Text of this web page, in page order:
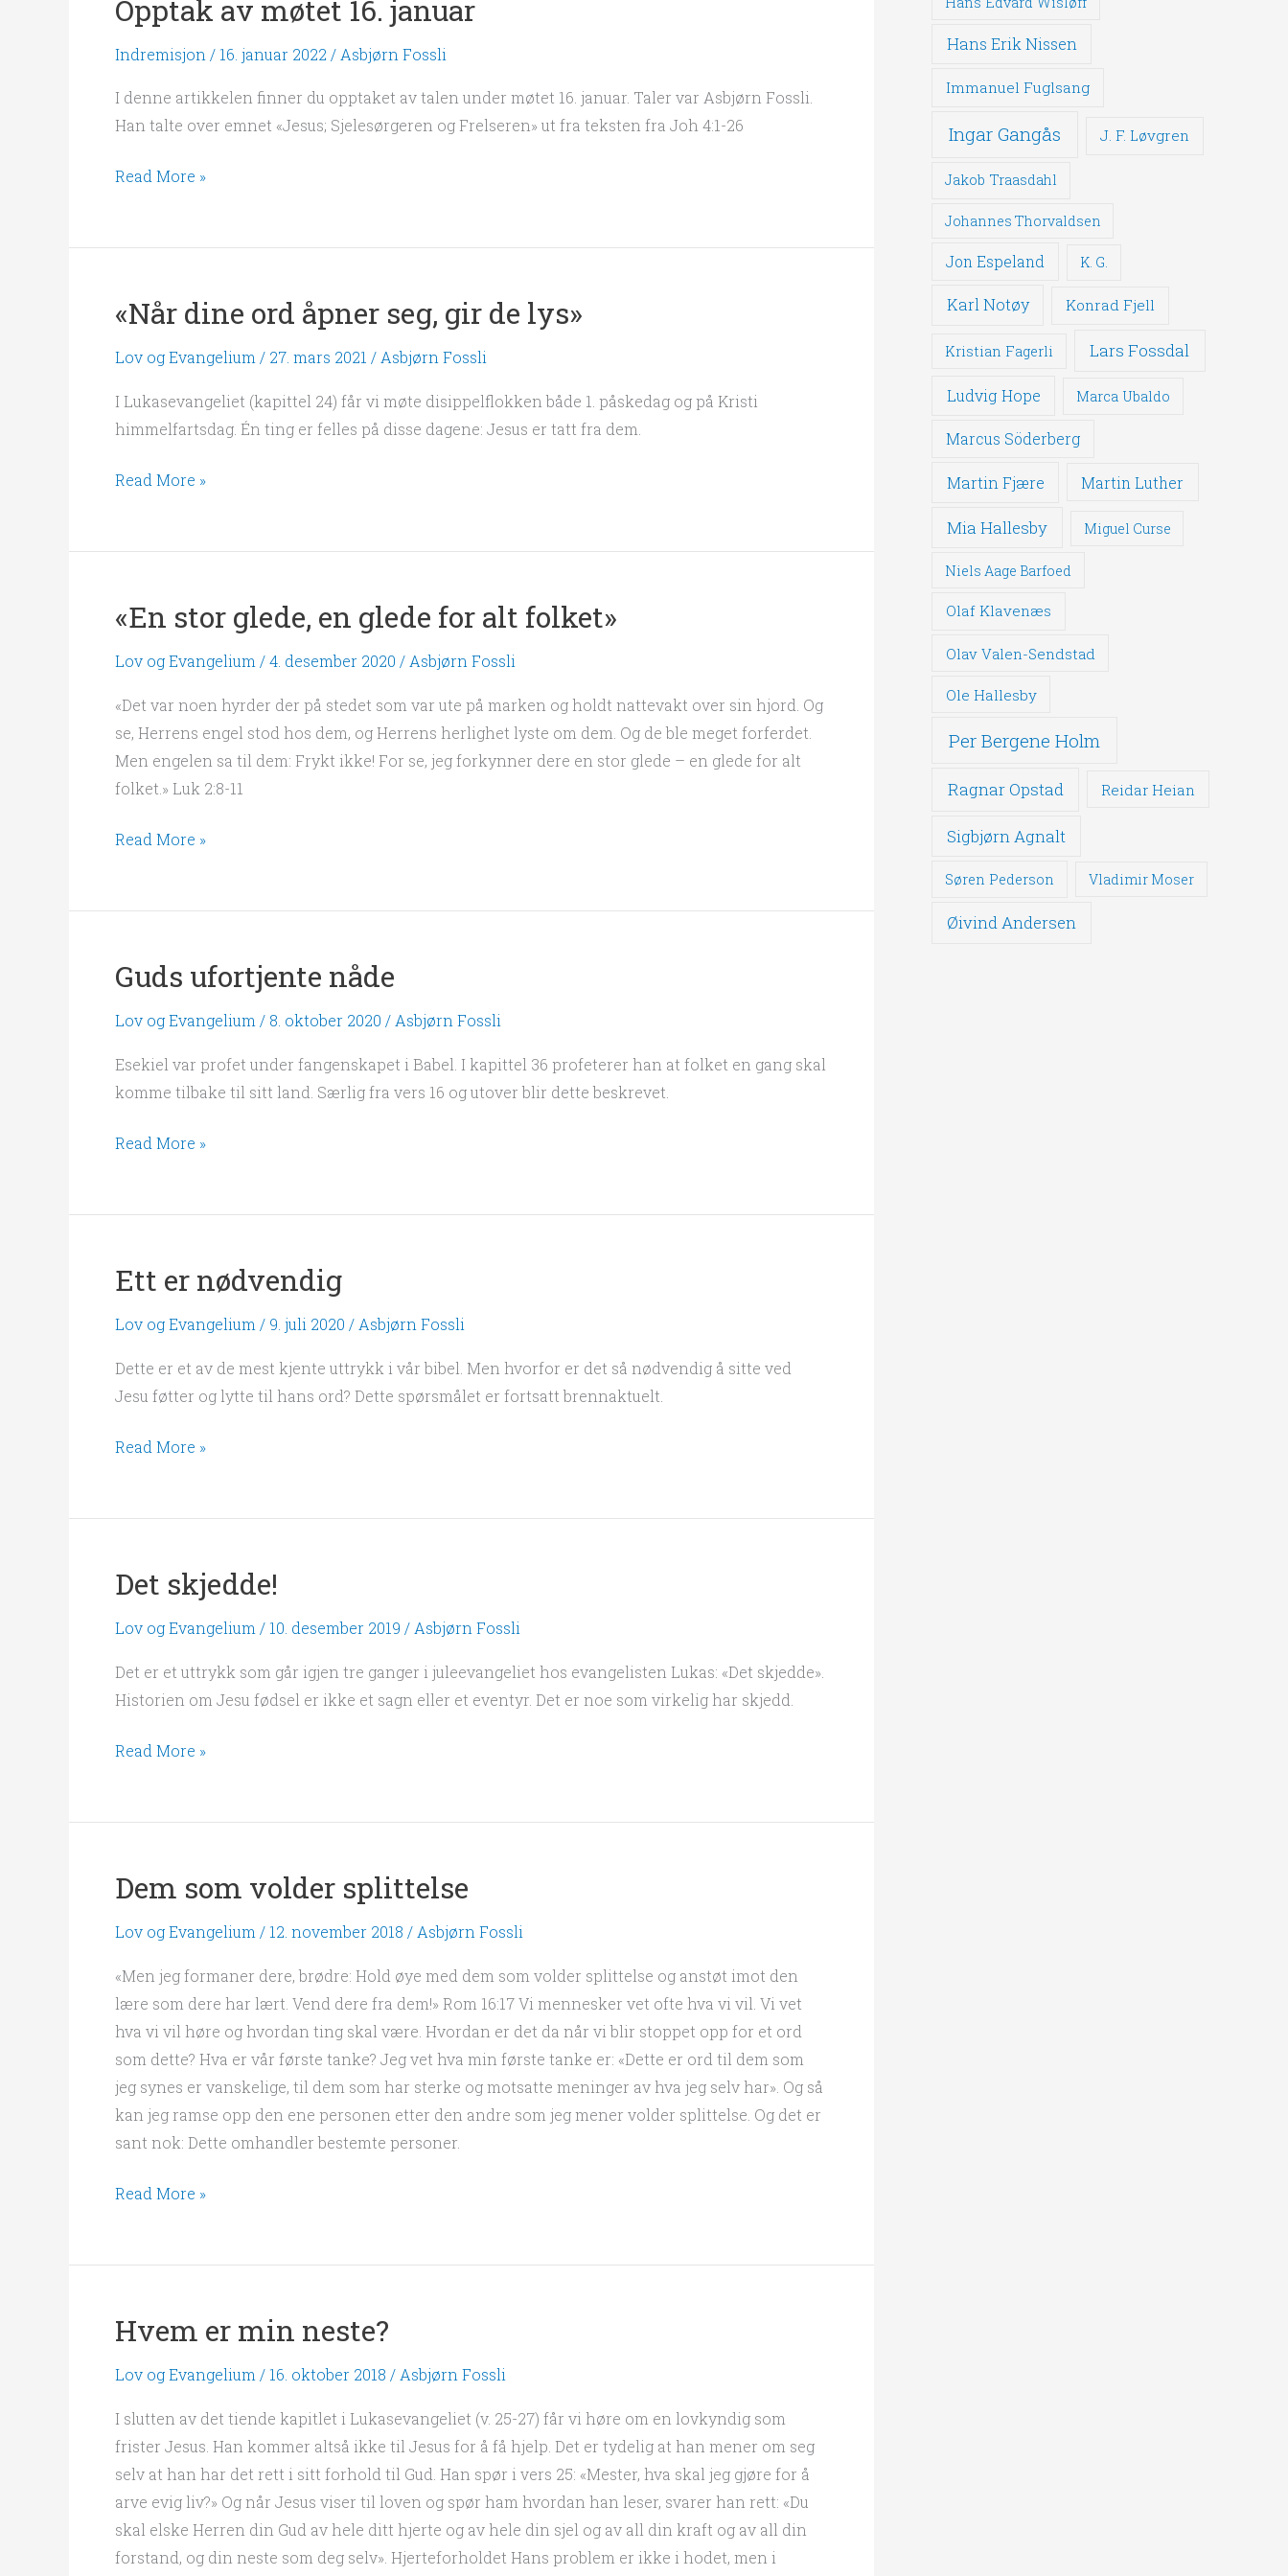
Opptak av møtet 16. januar
Indremisjon / 16. januar 2022 / Asbjørn Fossli
I denne artikkelen finner du opptaket av talen under møtet 16. januar. Taler var Asbjørn Fossli.
Han talte over emnet «Jesus; Sjelesørgeren og Frelseren» ut fra teksten fra Joh 4:1-26
Read More »
«Når dine ord åpner seg, gir de lys»
Lov og Evangelium/ 27. mars 2021 /Asbjørn Fossli
I Lukasevangeliet (kapittel 24) får vi møte disippelflokken både 1. påskedag og på Kristi
himmelfartsdag. Én ting er felles på disse dagene: Jesus er tatt fra dem.
«Når
ord
åpner
seg,
de
Read More »
«En stor glede, en glede for alt folket»
Lov og Evangelium/4. desember 2020 /Asbjørn Fossli
«Det var noen hyrder der på stedet som var ute på marken og holdt nattevakt over sin hjord. Og
se, Herrens engel stod hos dem, og Herrens herlighet lyste om dem. Og de ble meget forferdet.
Men engelen sa til dem: Frykt ikke! For se, jeg forkynner dere en stor glede – en glede for alt
folket.» Luk 2:8-11
«En
glede,
en
glede
for
alt
Read More »
Guds ufortjente nåde
Lov og Evangelium/ 8. oktober 2020 /Asbjørn Fossli
Esekiel var profet under fangenskapet i Babel. I kapittel 36 profeterer han at folket en gang skal
komme tilbake til sitt land. Særlig fra vers 16 og utover blir dette beskrevet.
Guds
nåde
Read More »
Ett er nødvendig
Lov og Evangelium/ 9. juli 2020 /Asbjørn Fossli
Dette er et av de mest kjente uttrykk i vår bibel. Men hvorfor er det så nødvendig å sitte ved
Jesu føtter og lytte til hans ord? Dette spørsmålet er fortsatt brennaktuelt.
Ett
nødvendig
Read More »
Det skjedde!
Lov og Evangelium/ 10. desember 2019 /Asbjørn Fossli
Det er et uttrykk som går igjen tre ganger i juleevangeliet hos evangelisten Lukas: «Det skjedde».
Historien om Jesu fødsel er ikke et sagn eller et eventyr. Det er noe som virkelig har skjedd.
Det
Read More »
Dem som volder splittelse
Lov og Evangelium/ 12. november 2018 /Asbjørn Fossli
«Men jeg formaner dere, brødre: Hold øye med dem som volder splittelse og anstøt imot den
lære som dere har lært. Vend dere fra dem!» Rom 16:17 Vi mennesker vet ofte hva vi vil. Vi vet
hva vi vil høre og hvordan ting skal være. Hvordan er det da når vi blir stoppet opp for et ord
som dette? Hva er vår første tanke? Jeg vet hva min første tanke er: «Dette er ord til dem som
jeg synes er vanskelige, til dem som har sterke og motsatte meninger av hva jeg selv har». Og så
kan jeg ramse opp den ene personen etter den andre som jeg mener volder splittelse. Og det er
sant nok: Dette omhandler bestemte personer.
Dem
volder
splittelse
Read More »
Hvem er min neste?
Lov og Evangelium/ 16. oktober 2018 /Asbjørn Fossli
I slutten av det tiende kapitlet i Lukasevangeliet (v. 25-27) får vi høre om en lovkyndig som
frister Jesus. Han kommer altså ikke til Jesus for å få hjelp. Det er tydelig at han mener om seg
selv at han har det rett i sitt forhold til Gud. Han spør i vers 25: «Mester, hva skal jeg gjøre for å
arve evig liv?» Og når Jesus viser til loven og spør ham hvordan han leser, svarer han rett: «Du
skal elske Herren din Gud av hele ditt hjerte og av hele din sjel og av all din kraft og av all din
forstand, og din neste som deg selv». Hjerteforholdet Hans problem er ikke i hodet, men i
Hvem
min
neste?
Hans Erik Nissen
Immanuel Fuglsang
Ingar Gangås J. F. Løvgren
Jakob Traasdahl
Johannes Thorvaldsen
Jon Espeland K. G.
Karl Notøy Konrad Fjell
Kristian Fagerli Lars Fossdal
Ludvig Hope Marca Ubaldo
Marcus Söderberg
Martin Fjære Martin Luther
Mia Hallesby Miguel Curse
Niels Aage Barfoed
Olaf Klavenæs
Olav Valen-Sendstad
Ole Hallesby
Per Bergene Holm
Ragnar Opstad Reidar Heian
Sigbjørn Agnalt
Søren Pederson Vladimir Moser
Øivind Andersen